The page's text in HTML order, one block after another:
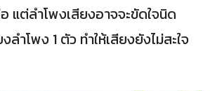
แต่ลำโพงเสียงอาจจะขัดใจนิด
ลำโพง 1 ตัว ทำให้เสียงยังไม่สะใจ